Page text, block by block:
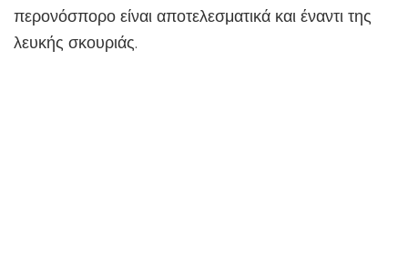
περονόσπορο είναι αποτελεσματικά και έναντι της
λευκής σκουριάς.